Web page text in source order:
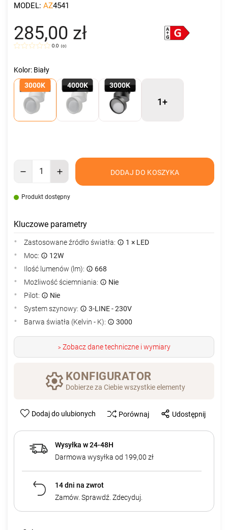
MODEL: AZ4541
285,00 zł
0.0 (0)
Kolor: Biały
3000K
4000K 3000K
1+
DODAJ DO KOSZYKA
Produkt dostępny
Kluczowe parametry
Zastosowane źródło światła:
1 × LED
Moc:
12W
Ilość lumenów (lm):
668
Możliwość ściemniania:
Nie
Pilot:
Nie
System szynowy:
3-LINE - 230V
Barwa światła (Kelvin - K):
3000
>Zobacz dane techniczne i wymiary
KONFIGURATOR
Dobierze za Ciebie wszystkie elementy
Dodaj do ulubionych Porównaj Udostępnij
Wysyłka w 24-48H
Darmowa wysyłka od 199,00 zł
14 dni na zwrot
Zamów. Sprawdź. Zdecyduj.